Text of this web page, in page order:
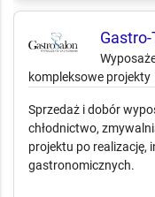
kompleksowe projekty
Sprzedaż i dobór
chłodnictwo,
projektu po realizację,
gastronomicznych.